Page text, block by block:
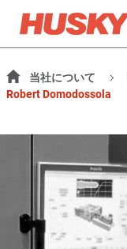
当社について
Robert Domodossola